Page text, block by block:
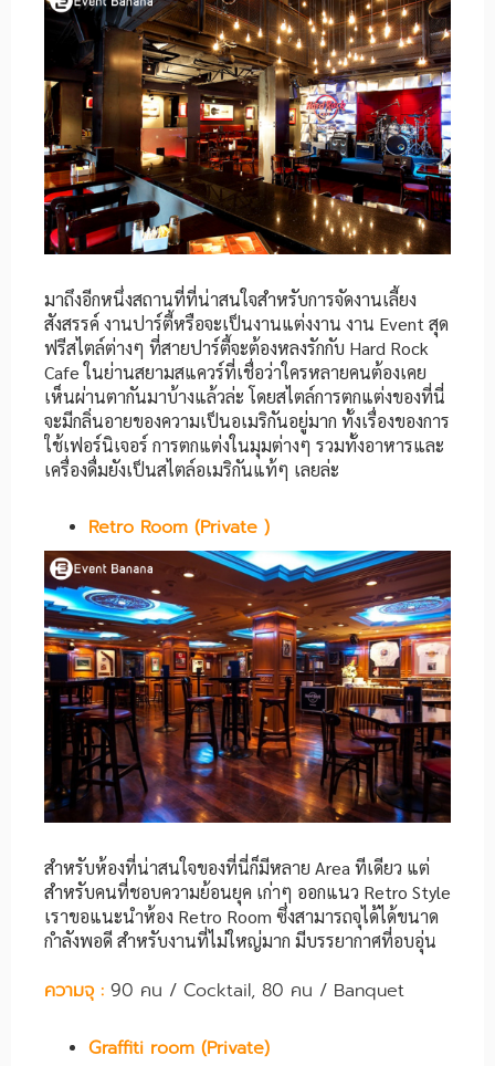
มาถึงอีกหนึ่งสถานที่ที่น่าสนใจสำหรับการจัดงานเลี้ยง
สังสรรค์ งานปาร์ตี้หรือจะเป็นงานแต่งงาน งาน Event สุด
ฟรีสไตล์ต่างๆ ที่สายปาร์ตี้จะต้องหลงรักกับ Hard Rock
Cafe ในย่านสยามสแควร์ที่เชื่อว่าใครหลายคนต้องเคย
เห็นผ่านตากันมาบ้างแล้วล่ะ โดยสไตล์การตกแต่งของที่นี่
จะมีกลิ่นอายของความเป็นอเมริกันอยู่มาก ทั้งเรื่องของการ
ใช้เฟอร์นิเจอร์ การตกแต่งในมุมต่างๆ รวมทั้งอาหารและ
เครื่องดื่มยังเป็นสไตล์อเมริกันแท้ๆ เลยล่ะ
Retro Room (Private )
สำหรับห้องที่น่าสนใจของที่นี่ก็มีหลาย Area ทีเดียว แต่
สำหรับคนที่ชอบความย้อนยุค เก่าๆ ออกแนว Retro Style
เราขอแนะนำห้อง Retro Room ซึ่งสามารถจุได้ได้ขนาด
กำลังพอดี สำหรับงานที่ไม่ใหญ่มาก มีบรรยากาศที่อบอุ่น
ความจุ : 90 คน / Cocktail, 80 คน / Banquet
Graffiti room (Private)